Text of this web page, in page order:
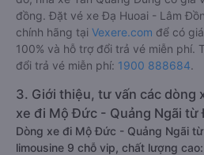
đồng. Đặt vé xe Đạ Huoai - Lâm
chính hãng tại Vexere.com để có
100% và hỗ trợ đổi trả vé miễn phí.
đổi trả vé miễn phí: 1900 888684.
3. Giới thiệu, tư vấn các dòng
xe đi Mộ Đức - Quảng Ngãi từ
Dòng xe đi Mộ Đức - Quảng Ngãi
limousine 9 chỗ vip, chất lượng